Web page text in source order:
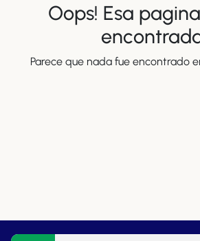
Oops! Esa
Parece que nada fue encontrado